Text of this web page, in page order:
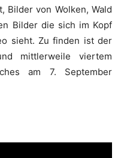
Bilder von Wolken, Wald
Bilder die sich im Kopf
sieht. Zu finden ist der
mittlerweile viertem
am 7. September